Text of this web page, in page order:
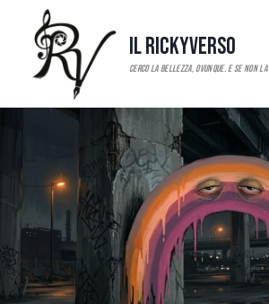
contenuto
Il RickyVerso